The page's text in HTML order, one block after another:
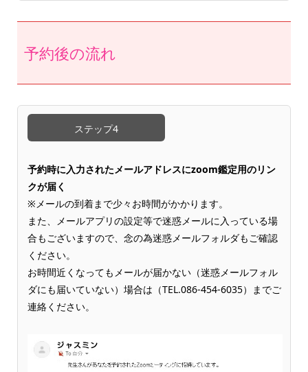
予約後の流れ
ステップ4
予約時に入力されたメールアドレスにzoom鑑定用のリン
クが届く
※メールの到着まで少々お時間がかかります。
また、メールアプリの設定等で迷惑メールに入っている場
合もございますので、念の為迷惑メールフォルダもご確認
ください。
お時間近くなってもメールが届かない（迷惑メールフォル
ダにも届いていない）場合は（TEL.086-454-6035）までご
連絡ください。